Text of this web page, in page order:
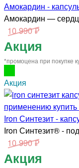
Амокардин -
Амокардин —
10 990 ₽
Акция
*промоцена при покупке
Акция
Iron Синтезит -
Iron Синтезит® -
10 990 ₽
Акция